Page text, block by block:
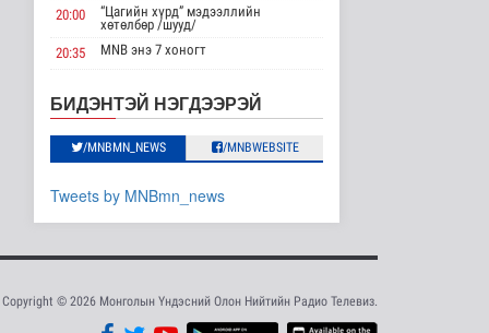
18 цаг 24 минутын өмнө
ЦАГ АГААР:
Байгаль орчин
худалдан а..
Улс төр
“COP17”-д “Тал хээрийн
20:00
“Цагийн хүрд” мэдээллийн
хөтөлбөр /шууд/
20:35
MNB энэ 7 хоногт
Дорноговь аймгаас /шууд/
22:10
“Эргүүлэг” ОАУСК 4-р анги
23:25
“Гэрэлтэй цонх” үдшийн
хөтөлбөр
БИДЭНТЭЙ НЭГДЭЭРЭЙ
/MNBMN_NEWS /MNBWEBSITE
Tweets by MNBmn_news
Copyright © 2026 Монголын Үндэсний Олон Нийтийн Радио Телевиз.